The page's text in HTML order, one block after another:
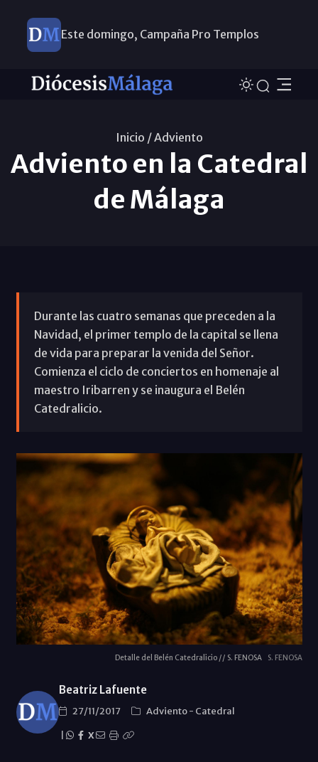
Este domingo, Campaña Pro Templos
Inicio /Adviento
Adviento en la Catedral
de Málaga
Durante las cuatro semanas que preceden a la
Navidad, el primer templo de la capital se llena
de vida para preparar la venida del Señor.
Comienza el ciclo de conciertos en homenaje al
maestro Iribarren y se inaugura el Belén
Catedralicio.
Detalle del Belén Catedralicio // S. FENOSA S. FENOSA
Beatriz Lafuente
27/11/2017 Adviento- Catedral
X